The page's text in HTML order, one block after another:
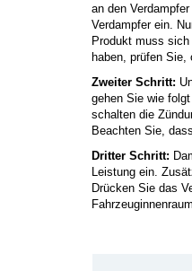
an den
Verdampfer ein.
Produkt muss
haben, prüfen
Zweiter Schritt:
gehen Sie wie
schalten die
Beachten Sie,
Dritter Schritt:
Leistung ein.
Drücken Sie das